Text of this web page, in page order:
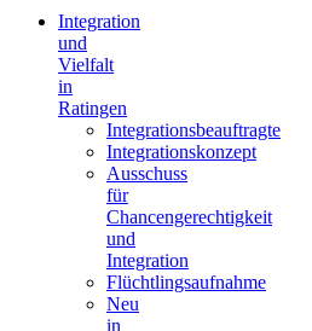
Integration
und
Vielfalt
in
Ratingen
Integrationsbeauftragte
Integrationskonzept
Ausschuss
für
Chancengerechtigkeit
und
Integration
Flüchtlingsaufnahme
Neu
in